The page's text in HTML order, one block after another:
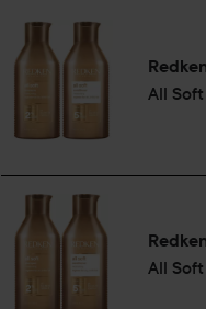
All
All